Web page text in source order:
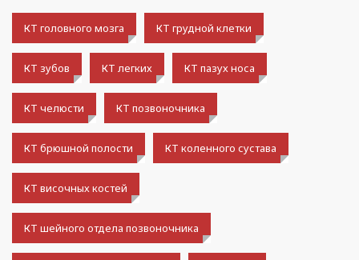
КТ головного мозга КТ грудной клетки
КТ зубов КТ легких КТ пазух носа
КТ челюсти КТ позвоночника
КТ брюшной полости КТ коленного сустава
КТ височных костей
КТ шейного отдела позвоночника